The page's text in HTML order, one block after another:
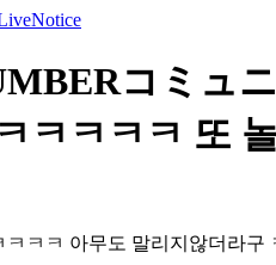
Notice
コミュ
ㅋㅋㅋㅋ 또
ㅋㅋ 아무도 말리지않더라구